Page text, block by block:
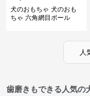
犬のおもちゃ 犬のおも
ちゃ 六角網目ボール
人
歯磨きもできる人気の